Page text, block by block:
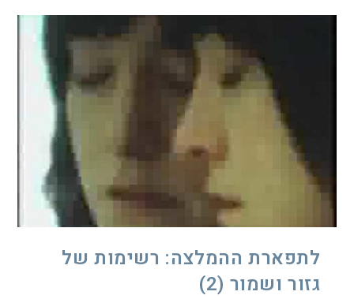
לתפארת ההמלצה: רשימות של
גזור ושמור (2)